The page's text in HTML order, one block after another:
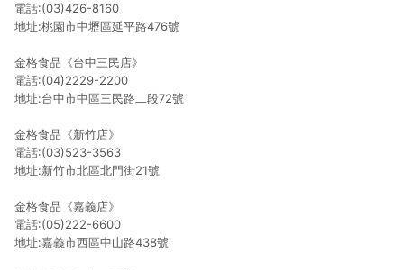
電話:(03)426-8160
地址:桃園市中壢區延平路476號
金格食品《台中三民店》
電話:(04)2229-2200
地址:台中市中區三民路二段72號
金格食品《新竹店》
電話:(03)523-3563
地址:新竹市北區北門街21號
金格食品《嘉義店》
電話:(05)222-6600
地址:嘉義市西區中山路438號